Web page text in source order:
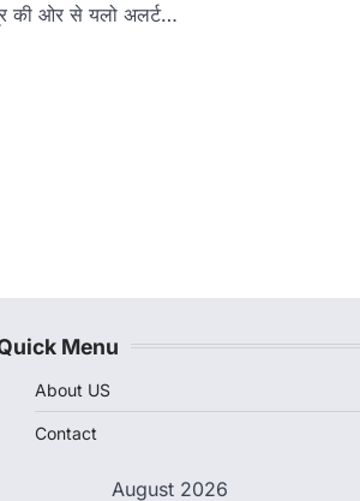
की ओर से यलो अलर्ट…
Menu
About US
Contact
August 2026